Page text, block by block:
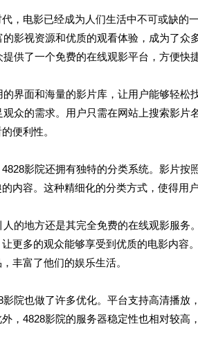
，电影已经成为人们生活中不可或缺的
影视资源和优质的观看体验，成为了
提供了一个免费的在线观影平台，方便快
界面和海量的影片库，让用户能够轻
观众的需求。用户只需在网站上搜索影
便利性。
影院还拥有独特的分类系统。影片
内容。这种精细化的分类方式，使得用
人的地方还是其完全免费的在线观影服
更多的观众能够享受到优质的电影内容
丰富了他们的娱乐生活。
院也做了许多优化。平台支持高清播
，4828影院的服务器稳定性也相对较